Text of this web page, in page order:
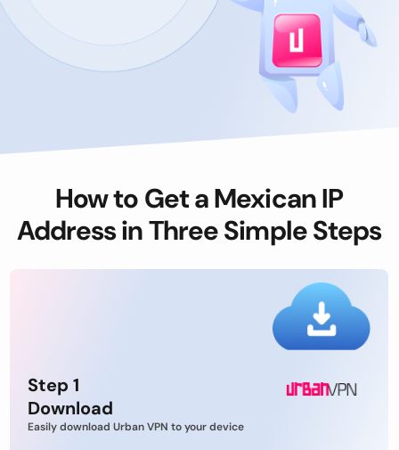
How to Get a Mexican IP
Address in Three Simple Steps
Step 1
Download
Easily download Urban VPN to your device